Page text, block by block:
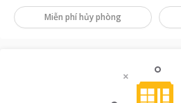
Miễn phí hủy phòng